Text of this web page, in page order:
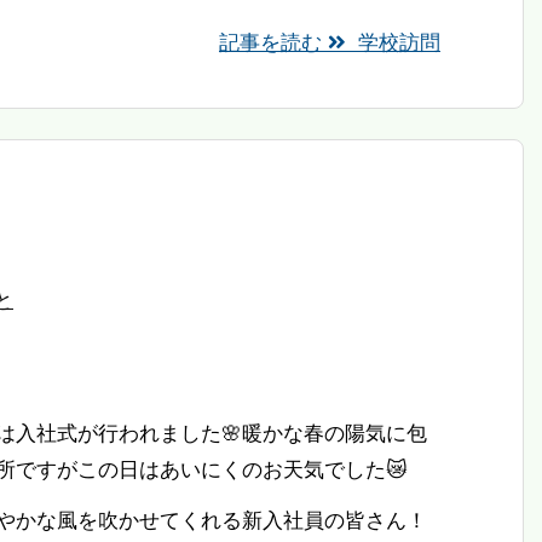
記事を読む 学校訪問
入社式が行われました🌸暖かな春の陽気に包
ですがこの日はあいにくのお天気でした😿
かな風を吹かせてくれる新入社員の皆さん！